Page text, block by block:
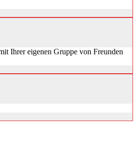
Ihrer eigenen Gruppe von Freunden